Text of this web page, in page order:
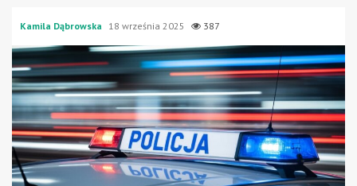
Kamila Dąbrowska 18 września 2025 387